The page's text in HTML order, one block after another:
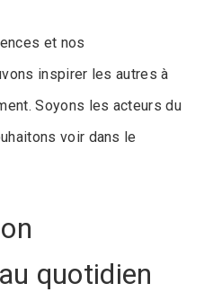
et nos
inspirer les autres à
Soyons les acteurs du
voir dans le
quotidien